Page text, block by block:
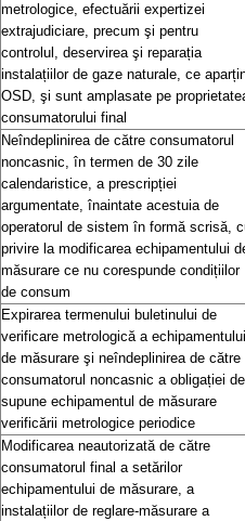
metrologice, efectuării expertizei
extrajudiciare, precum şi pentru
controlul, deservirea şi reparația
instalațiilor de gaze naturale, ce
OSD, şi sunt amplasate pe
consumatorului final
Neîndeplinirea de către consumatorul
noncasnic, în termen de 30 zile
calendaristice, a prescripției
argumentate, înaintate acestuia de
operatorul de sistem în formă scrisă,
privire la modificarea echipamentului
măsurare ce nu corespunde condițiilor
de consum
Expirarea termenului buletinului de
verificare metrologică a echipamentului
de măsurare şi neîndeplinirea de către
consumatorul noncasnic a obligației
supune echipamentul de măsurare
verificării metrologice periodice
Modificarea neautorizată de către
consumatorul final a setărilor
echipamentului de măsurare, a
instalațiilor de reglare-măsurare a